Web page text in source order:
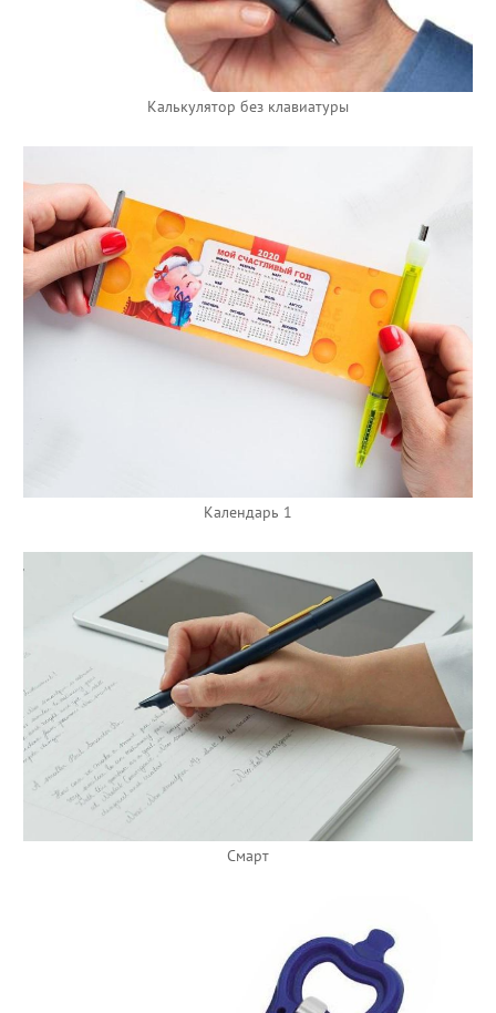
Калькулятор без клавиатуры
Календарь 1
Смарт